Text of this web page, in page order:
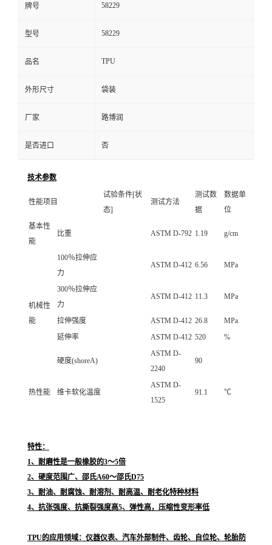
牌号 58229
型号 58229
品名 TPU
外形尺寸 袋装
厂家 路博润
是否进口 否
技术参数
性能项目
试验条件[状
态]
测试方法
测试数
据
数据单
位
基本性
能
比重 ASTM D-792 1.19 g/cm
机械性
能
100％拉伸应
力
ASTM D-412 6.56 MPa
300％拉伸应
力
ASTM D-412 11.3 MPa
拉伸强度 ASTM D-412 26.8
MPa
延伸率
ASTM D-412 520 %
硬度(shoreA)
ASTM D-
2240
90
热性能 维卡软化温度
ASTM D-
1525
91.1 ℃
特性：
1、耐磨性是一般橡胶的3～5倍
2、硬度范围广、邵氏A60～邵氏D75
3、耐油、耐腐蚀、耐溶剂、耐高温、耐老化特种材料
4、抗张强度、抗撕裂强度高5、弹性高，压缩性变形率低
TPU的应用领域：仪器仪表、汽车外部制件、齿轮、自位轮、轮胎防